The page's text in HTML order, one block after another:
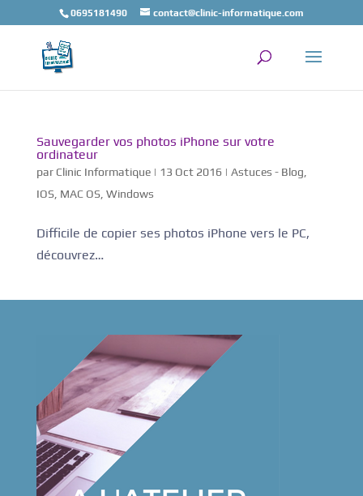
0695181490 contact@clinic-informatique.com
Sauvegarder vos photos iPhone sur votre
ordinateur
par Clinic Informatique| 13 Oct 2016 | Astuces - Blog
IOS, MAC OS, Windows
Difficile de copier ses photos iPhone vers le PC,
découvrez…